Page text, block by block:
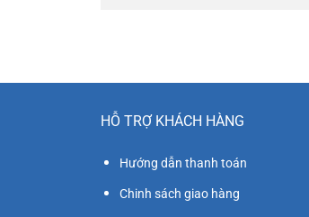
HỖ TRỢ KHÁCH HÀNG
Hướng dẫn thanh toán
Chinh sách giao hàng